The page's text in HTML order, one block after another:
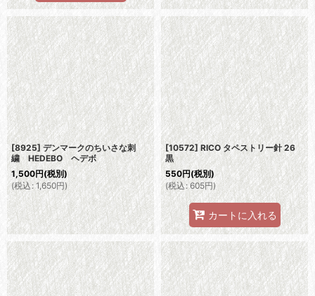
[8925] デンマークのちいさな刺
繍 HEDEBO ヘデボ
1,500円(税別)
(税込: 1,650円)
[10572] RICO タペストリー針 26
黒
550円(税別)
(税込: 605円)
カートに入れる